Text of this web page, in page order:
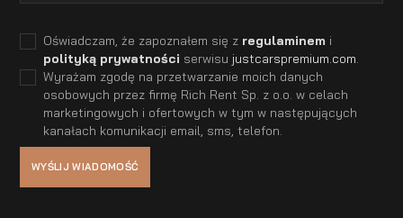
Oświadczam, że zapoznałem się z regulaminemi
polityką prywatności serwisu justcarspremium.com
Wyrażam zgodę na przetwarzanie moich danych
osobowych przez firmę Rich Rent Sp. z o.o. w celach
marketingowych i ofertowych w tym w następujących
kanałach komunikacji email, sms, telefon.